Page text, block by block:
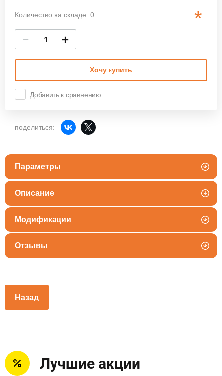
Количество на складе: 0 *
− +
Хочу купить
Добавить к сравнению
поделиться:
Параметры
Описание
Модификации
Отзывы
Назад
Лучшие акции